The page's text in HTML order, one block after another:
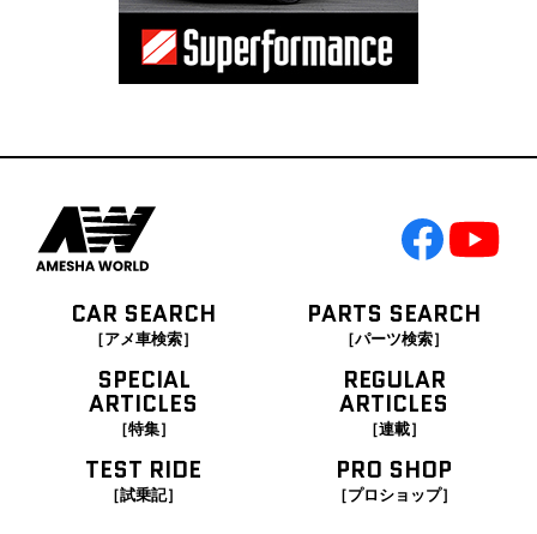
CAR SEARCH
［アメ車検索］
PARTS SEARCH
［パーツ検索］
SPECIAL
ARTICLES
［特集］
REGULAR
ARTICLES
［連載］
TEST RIDE
［試乗記］
PRO SHOP
［プロショップ］